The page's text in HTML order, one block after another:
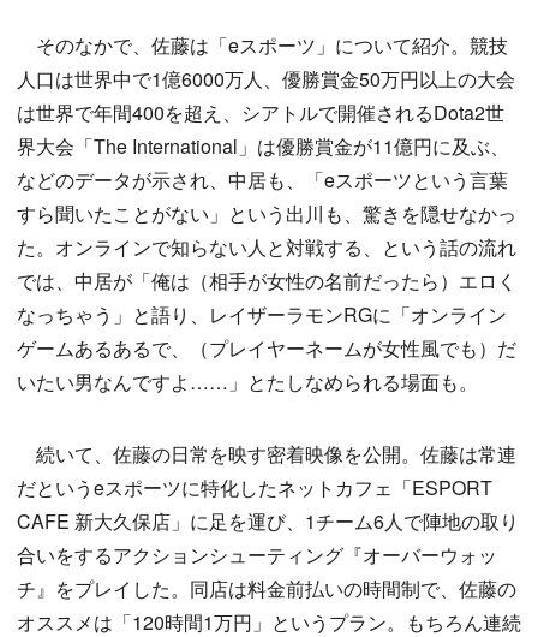
そのなかで、佐藤は「eスポーツ」について紹介。競技
人口は世界中で1億6000万人、優勝賞金50万円以上の大会
は世界で年間400を超え、シアトルで開催されるDota2世
界大会「The International」は優勝賞金が11億円に及ぶ、
などのデータが示され、中居も、「eスポーツという言葉
すら聞いたことがない」という出川も、驚きを隠せなかっ
た。オンラインで知らない人と対戦する、という話の流れ
では、中居が「俺は（相手が女性の名前だったら）エロく
なっちゃう」と語り、レイザーラモンRGに「オンライン
ゲームあるあるで、（プレイヤーネームが女性風でも）だ
いたい男なんですよ……」とたしなめられる場面も。
続いて、佐藤の日常を映す密着映像を公開。佐藤は常連
だというeスポーツに特化したネットカフェ「ESPORT
CAFE 新大久保店」に足を運び、1チーム6人で陣地の取り
合いをするアクションシューティング『オーバーウォッ
チ』をプレイした。同店は料金前払いの時間制で、佐藤の
オススメは「120時間1万円」というプラン。もちろん連続